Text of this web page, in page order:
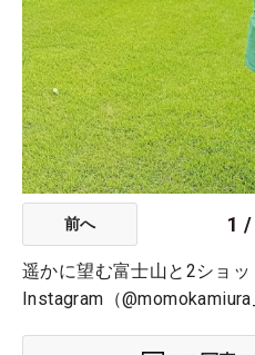
前へ 1 /
遥かに望む富士山と2ショ
Instagram（